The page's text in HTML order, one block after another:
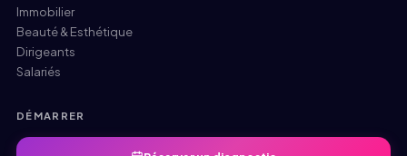
Immobilier
Beauté & Esthétique
Dirigeants
Salariés
DÉMARRER